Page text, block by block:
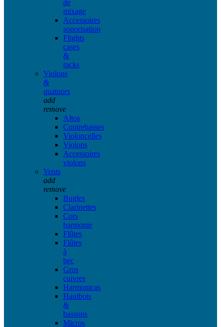
de
mixage
Accessoires
sonorisation
Flights
cases
&
racks
Violons
&
quatuors
add
remove
Altos
Contrebasses
Violoncelles
Violons
Accessoires
violons
Vents
add
remove
Bugles
Clarinettes
Cors
harmonie
Flûtes
Flûtes
à
bec
Gros
cuivres
Harmonicas
Hautbois
&
bassons
Micros